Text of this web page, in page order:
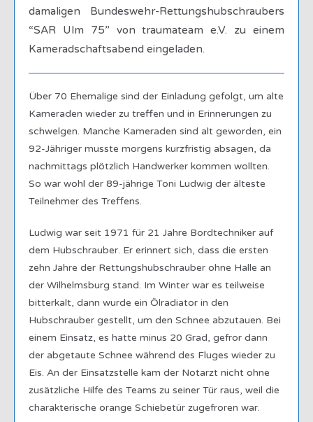
damaligen Bundeswehr-Rettungshubschraubers
“SAR Ulm 75” von traumateam e.V. zu einem
Kameradschaftsabend eingeladen.
Über 70 Ehemalige sind der Einladung gefolgt, um alte
Kameraden wieder zu treffen und in Erinnerungen zu
schwelgen. Manche Kameraden sind alt geworden, ein
92-Jähriger musste morgens kurzfristig absagen, da
nachmittags plötzlich Handwerker kommen wollten.
So war wohl der 89-jährige Toni Ludwig der älteste
Teilnehmer des Treffens.
Ludwig war seit 1971 für 21 Jahre Bordtechniker auf
dem Hubschrauber. Er erinnert sich, dass die ersten
zehn Jahre der Rettungshubschrauber ohne Halle an
der Wilhelmsburg stand. Im Winter war es teilweise
bitterkalt, dann wurde ein Ölradiator in den
Hubschrauber gestellt, um den Schnee abzutauen. Bei
einem Einsatz, es hatte minus 20 Grad, gefror dann
der abgetaute Schnee während des Fluges wieder zu
Eis. An der Einsatzstelle kam der Notarzt nicht ohne
zusätzliche Hilfe des Teams zu seiner Tür raus, weil die
charakterische orange Schiebetür zugefroren war.